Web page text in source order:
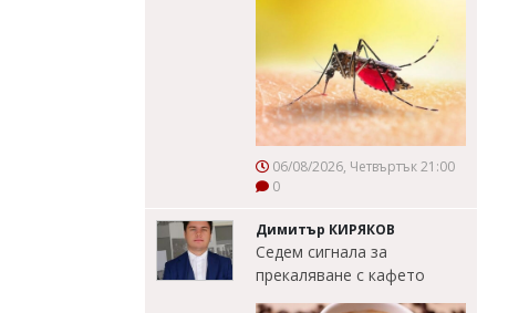
06/08/2026, Четвъртък 21:00
0
Димитър КИРЯКОВ
Седем сигнала за
прекаляване с кафето